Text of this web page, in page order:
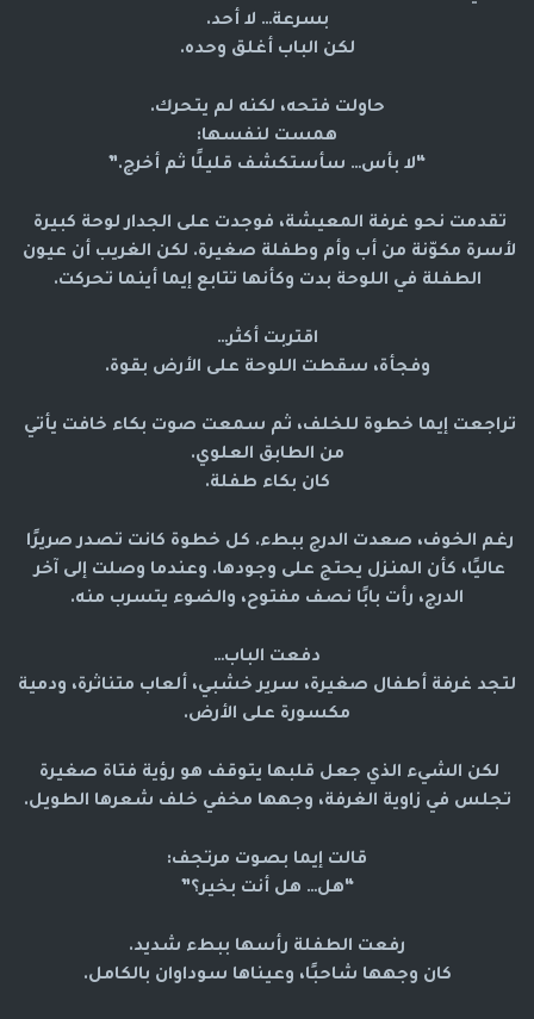
بسرعة… لا أحد.
لكن الباب أغلق وحده.
حاولت فتحه، لكنه لم يتحرك.
همست لنفسها:
“لا بأس… سأستكشف قليلًا ثم أخرج.”
الطفلة في اللوحة بدت وكأنها تتابع إيما أينما تحركت.
اقتربت أكثر…
وفجأة، سقطت اللوحة على الأرض بقوة.
من الطابق العلوي.
كان بكاء طفلة.
عاليًا، كأن المنزل يحتج على وجودها. وعندما وصلت إلى آخر
الدرج، رأت بابًا نصف مفتوح، والضوء يتسرب منه.
دفعت الباب…
مكسورة على الأرض.
تجلس في زاوية الغرفة، وجهها مخفي خلف شعرها الطويل.
قالت إيما بصوت مرتجف:
“هل… هل أنت بخير؟”
رفعت الطفلة رأسها ببطء شديد.
كان وجهها شاحبًا، وعيناها سوداوان بالكامل.